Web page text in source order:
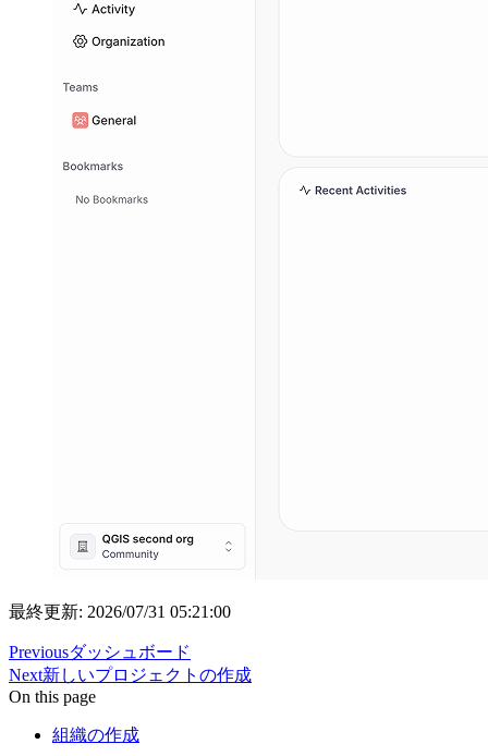
最終更新: 2026/07/31 05:21:00
Previousダッシュボード
Next新しいプロジェクトの作成
On this page
組織の作成